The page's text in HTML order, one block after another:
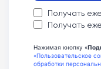
Получать
Получать
Нажимая кнопку «
«Пользовательское
обработки